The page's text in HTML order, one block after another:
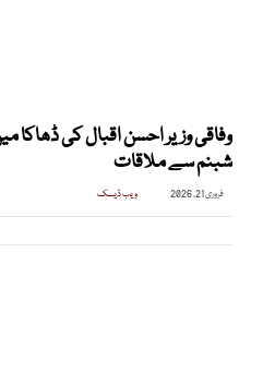
وفاقی وزیر احسن اقبال کی ڈھاکا
شبنم سے ملاقات
فروری 21, 2026 ویب ڈیسک